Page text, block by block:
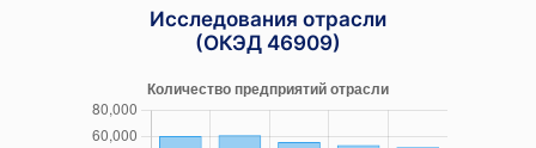
Исследования отрасли
(ОКЭД 46909)